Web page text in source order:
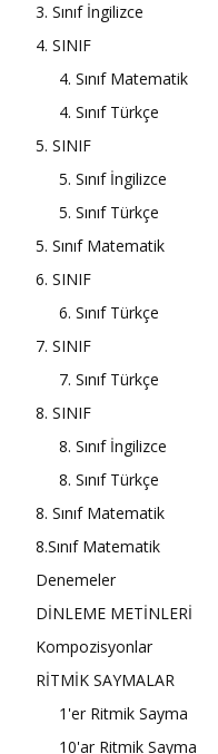
3. Sınıf İngilizce
4. SINIF
4. Sınıf Matematik
4. Sınıf Türkçe
5. SINIF
5. Sınıf İngilizce
5. Sınıf Türkçe
5. Sınıf Matematik
6. SINIF
6. Sınıf Türkçe
7. SINIF
7. Sınıf Türkçe
8. SINIF
8. Sınıf İngilizce
8. Sınıf Türkçe
8. Sınıf Matematik
8.Sınıf Matematik
Denemeler
DİNLEME METİNLERİ
Kompozisyonlar
RİTMİK SAYMALAR
1'er Ritmik Sayma
10'ar Ritmik Sayma